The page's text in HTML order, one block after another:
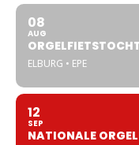
08
AUG
ELBURG • EPE
12
SEP
NATIONALE